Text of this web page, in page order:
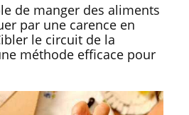
de manger des aliments
par une carence en
le circuit de la
méthode efficace pour